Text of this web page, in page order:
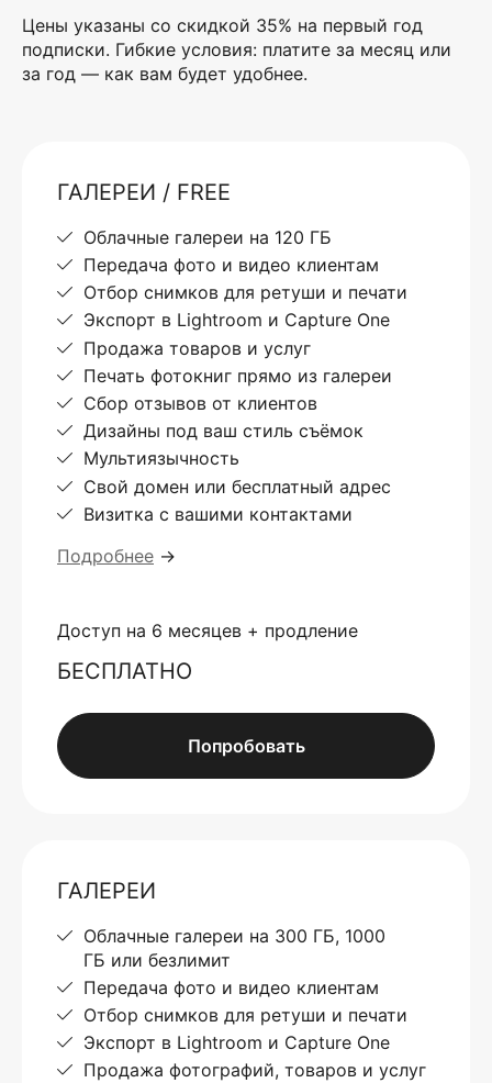
Цены указаны со скидкой 35% на первый год
подписки. Гибкие условия: платите за месяц или
за год — как вам будет удобнее.
ГАЛЕРЕИ / FREE
Облачные галереи на 120 ГБ
Передача фото и видео клиентам
Отбор снимков для ретуши и печати
Экспорт в Lightroom и Capture One
Продажа товаров и услуг
Печать фотокниг прямо из галереи
Сбор отзывов от клиентов
Дизайны под ваш стиль съёмок
Мультиязычность
Свой домен или бесплатный адрес
Визитка с вашими контактами
Подробнее →
Доступ на 6 месяцев + продление
БЕСПЛАТНО
Попробовать
ГАЛЕРЕИ
Облачные галереи на 300 ГБ, 1000
ГБ или безлимит
Передача фото и видео клиентам
Отбор снимков для ретуши и печати
Экспорт в Lightroom и Capture One
Продажа фотографий, товаров и услуг